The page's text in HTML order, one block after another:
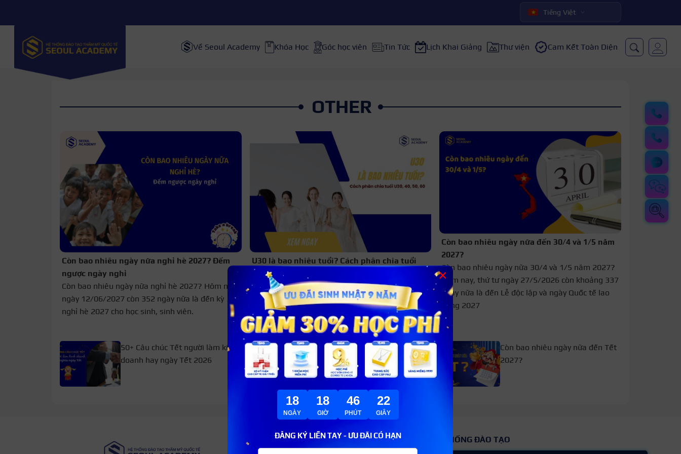
Tiếng Việt
Về Seoul Academy Khóa Học Góc học viên Tin Tức Lịch Khai Giảng Thư viện Cam Kết Toàn Diện
OTHER
Còn bao nhiêu ngày nữa nghỉ hè 2027? Đếm
ngược ngày nghỉ
Còn bao nhiêu ngày nữa nghỉ hè 2027? Hôm nay
ngày 12/06/2027 còn 352 ngày nữa là đến kỳ
nghỉ hè 2027 cho học sinh, sinh viên.
U30 là bao nhiêu tuổi? Cách phân chia tuổi
U30, 40, 50, 60
U30 là từ bao nhiêu tuổi? U30 là chỉ những người
có độ tuổi từ 20 đến 29. U40 là bao nhiêu tuổi?
U40 là người có độ tuổi từ 30 đến 39 tuổi.
Còn bao nhiêu ngày nữa đến 30/4 và 1/5 năm
2027?
Còn bao nhiêu ngày nữa 30/4 và 1/5 năm 2027?
Hôm nay, thứ tư ngày 27/5/2026 còn khoảng 337
ngày nữa là đến Lễ độc lập và ngày Quốc tế lao
động 2027
50+ Câu chúc Tết người làm kinh
doanh hay ngày Tết 2026
Đếm ngược ngày thi THPT quốc
gia 2026 – Còn bao nhiêu ngày
nữa?
Còn bao nhiêu ngày nữa đến Tết
2027?
THÔNG TIN LIÊN HỆ HỆ THỐNG ĐÀO TẠO
ĐĂNG KÝ LIỀN TAY - ƯU ĐÃI CÓ HẠN
18
NGÀY
18
GIỜ
46
PHÚT
21
GIÂY
×